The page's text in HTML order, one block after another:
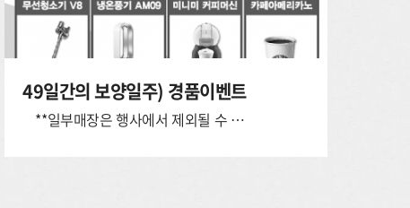
49일간의 보양일주) 경품이벤트
**일부매장은 행사에서 제외될 수 있습니다. 행사 제외매장_ 서울: 서초구청점, 현대아울렛점, 대학로점, 가양점, 가락점 충정: 행담도슈게소점, 천안터미널점, 천안이마트점, 청주분평점